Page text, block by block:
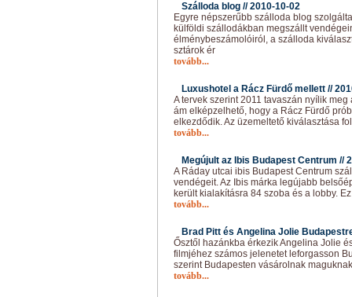
Szálloda blog //2010-10-02
Egyre népszerűbb szálloda blog
külföldi szállodákban megszállt
élménybeszámolóiról, a szálloda
sztárok ér
tovább...
Luxushotel a Rácz Fürdő mellett //
A tervek szerint 2011 tavaszán nyílik
ám elképzelhető, hogy a Rácz Fürdő
elkezdődik. Az üzemeltető kiválasztása
tovább...
Megújult az Ibis Budapest Centrum //
A Ráday utcai ibis Budapest Centrum
vendégeit. Az Ibis márka legújabb
került kialakításra 84 szoba és a lobby.
tovább...
Brad Pitt és Angelina Jolie
Ősztől hazánkba érkezik Angelina Jolie
filmjéhez számos jelenetet leforgasson
szerint Budapesten vásárolnak
tovább...